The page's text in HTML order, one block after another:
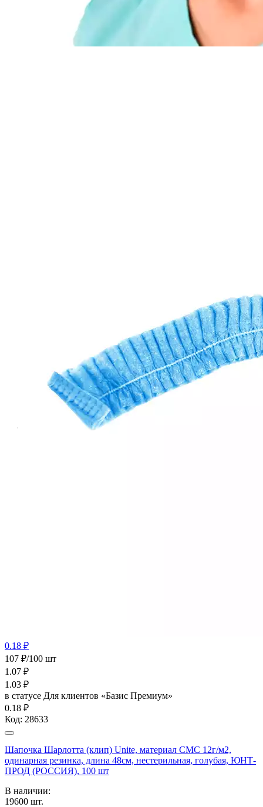
0.18 ₽
107 ₽/100 шт
1.07 ₽
1.03 ₽
в статусе Для клиентов «Базис Премиум»
0.18 ₽
Код: 28633
Шапочка Шарлотта (клип) Unite, материал СМС 12г/м2,
одинарная резинка, длина 48см, нестерильная, голубая, ЮНТ-
ПРОД (РОССИЯ), 100 шт
В наличии:
19600 шт.